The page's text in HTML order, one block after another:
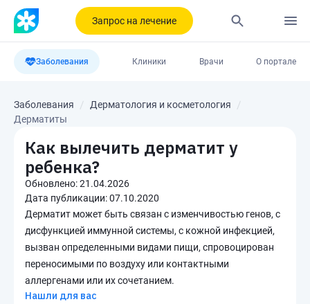
Запрос на лечение
Заболевания Клиники Врачи О портале
Заболевания
Дерматология и косметология
Дерматиты
Как вылечить дерматит у
ребенка?
Обновлено:21.04.2026
Дата публикации:07.10.2020
Дерматит может быть связан с изменчивостью генов, с
дисфункцией иммунной системы, с кожной инфекцией,
вызван определенными видами пищи, спровоцирован
переносимыми по воздуху или контактными
аллергенами или их сочетанием.
Нашли для вас